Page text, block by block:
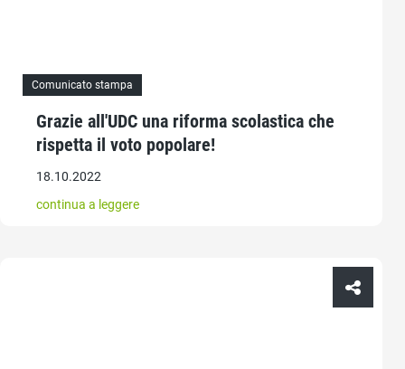
Comunicato stampa
Grazie all'UDC una riforma scolastica che
rispetta il voto popolare!
18.10.2022
continua a leggere